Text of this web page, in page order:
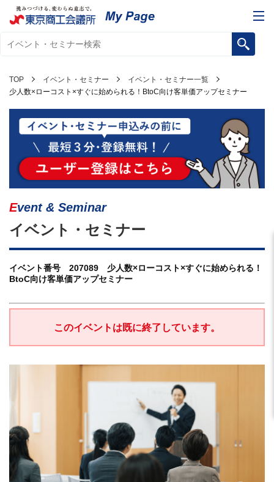
TOP イベント・セミナー
イベント・セミナー一覧
少人数×ローコスト×すぐに始められる！BtoC向け客単価アップセミナー
Event & Seminar
イベント・セミナー
イベント番号 207089 少人数×ローコスト×すぐに始められる！
BtoC向け客単価アップセミナー
このイベントは既に終了しています。